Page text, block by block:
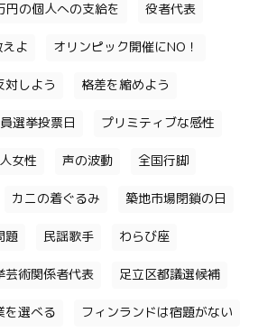
円の個人への支給を 役者代表
よ オリンピック開催にNO！
対しよう 格差を縮めよう
選挙投票日 プリミティブな感性
女性 声の波動 全国行脚
カニの着ぐるみ 築地市場閉鎖の日
題 民謡歌手 わらび座
芸術関係者代表 足立区都議選候補
を選べる フィンランドは宿題がない